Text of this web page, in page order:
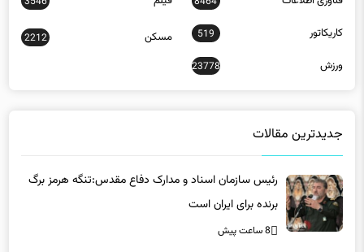
کاریکاتور 519
2212
ورزش 23778
رئیس سازمان اسناد و مدارک دفاع مقدس:تنگه هرمز برگ
برنده برای ایران است
8 ساعت پیش
پیگیری های منطقه آزاد کیش از حمایت‌های بیمه‌ای و